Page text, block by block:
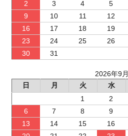
2
3 4 5
9
10 11 12
16
17 18 19
23
24 25 26
30
31
2026年9月
日
月 火 水
1
2
6
7 8 9
13
14 15 16